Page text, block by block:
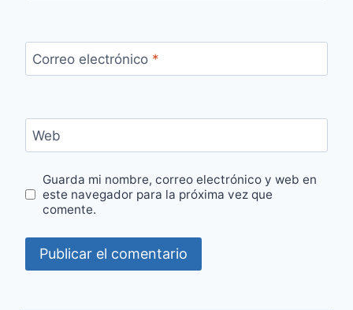
Correo electrónico *
Web
Guarda mi nombre, correo electrónico y web en
este navegador para la próxima vez que
comente.